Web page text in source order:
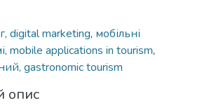
digital marketing, мобільні
mobile applications in tourism,
gastronomic tourism
опис